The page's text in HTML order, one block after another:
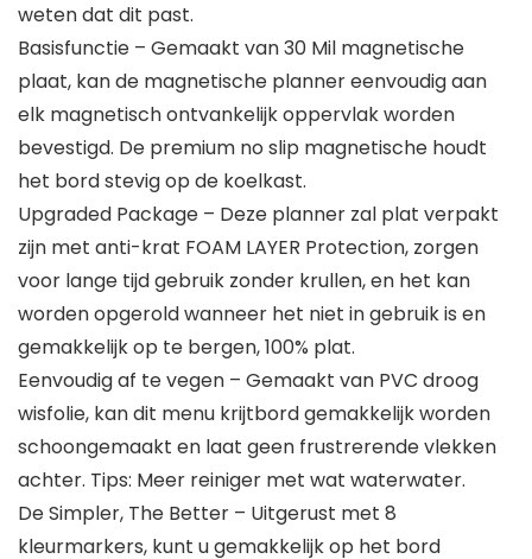
weten dat dit past.
Basisfunctie – Gemaakt van 30 Mil magnetische
plaat, kan de magnetische planner eenvoudig aan
elk magnetisch ontvankelijk oppervlak worden
bevestigd. De premium no slip magnetische houdt
het bord stevig op de koelkast.
Upgraded Package – Deze planner zal plat verpakt
zijn met anti-krat FOAM LAYER Protection, zorgen
voor lange tijd gebruik zonder krullen, en het kan
worden opgerold wanneer het niet in gebruik is en
gemakkelijk op te bergen, 100% plat.
Eenvoudig af te vegen – Gemaakt van PVC droog
wisfolie, kan dit menu krijtbord gemakkelijk worden
schoongemaakt en laat geen frustrerende vlekken
achter. Tips: Meer reiniger met wat waterwater.
De Simpler, The Better – Uitgerust met 8
kleurmarkers, kunt u gemakkelijk op het bord